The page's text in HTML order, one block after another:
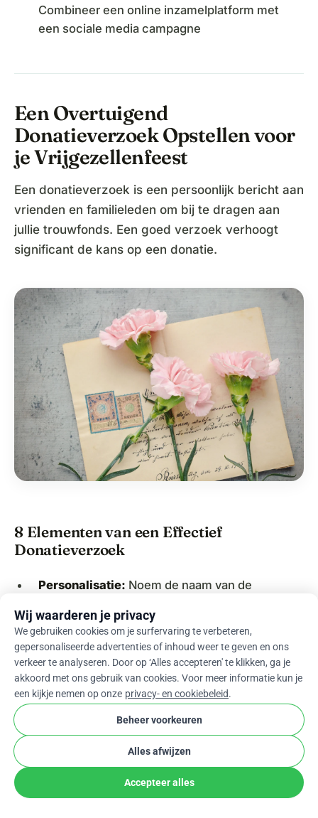
Combineer een online inzamelplatform met
een sociale media campagne
Een Overtuigend
Donatieverzoek Opstellen voor
je Vrijgezellenfeest
Een donatieverzoek is een persoonlijk bericht aan
vrienden en familieleden om bij te dragen aan
jullie trouwfonds. Een goed verzoek verhoogt
significant de kans op een donatie.
8 Elementen van een Effectief
Donatieverzoek
Personalisatie: Noem de naam van de
Waardering:Vertel waarom hun steun
belangrijk is voor jullie droomdag
Transparantie: Leg concreet uit waarvoor de
donatie wordt gebruikt
Duidelijke communicatie:Specificeer of je
Wij waarderen je privacy
We gebruiken cookies om je surfervaring te verbeteren,
gepersonaliseerde advertenties of inhoud weer te geven en ons
verkeer te analyseren. Door op ‘Alles accepteren' te klikken, ga je
akkoord met ons gebruik van cookies. Voor meer informatie kun je
een kijkje nemen op onze privacy- en cookiebeleid.
Beheer voorkeuren
Alles afwijzen
Accepteer alles